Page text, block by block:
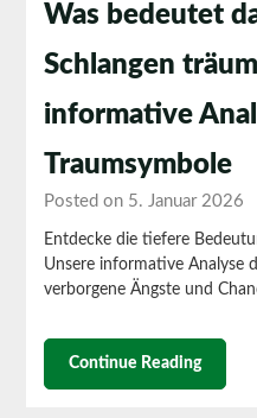
Was bedeutet
Schlangen
informative
Traumsymbole
Posted on 5. Januar 2026
Entdecke die tiefere
Unsere informative Analyse
verborgene Ängste und
Continue Reading